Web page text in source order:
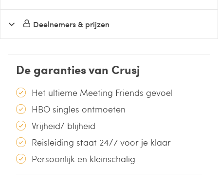
Deelnemers & prijzen
De garanties van Crusj
Het ultieme Meeting Friends gevoel
HBO singles ontmoeten
Vrijheid/ blijheid
Reisleiding staat 24/7 voor je klaar
Persoonlijk en kleinschalig